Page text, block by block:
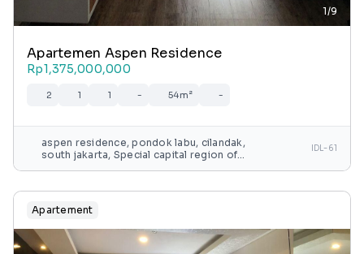
1/9
Apartemen Aspen Residence
Rp1,375,000,000
2 1 1 - 54m² -
aspen residence, pondok labu, cilandak,
south jakarta, Special capital region of
IDL-61
Apartement